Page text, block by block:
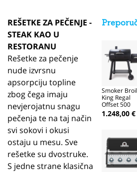
Smoker Broil
King Regal
Offset 500
1.248,00 €
REŠETKE ZA PEČENJE -
STEAK KAO U
RESTORANU
Rešetke za pečenje
nude izvrsnu
apsorpciju topline
zbog čega imaju
nevjerojatnu snagu
pečenja te na taj način
svi sokovi i okusi
ostaju u mesu. Sve
rešetke su dvostruke.
S jedne strane klasična